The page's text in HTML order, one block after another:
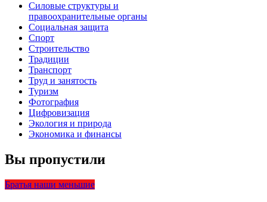
Силовые структуры и
правоохранительные органы
Социальная защита
Спорт
Строительство
Традиции
Транспорт
Труд и занятость
Туризм
Фотография
Цифровизация
Экология и природа
Экономика и финансы
Вы пропустили
Братья наши меньшие